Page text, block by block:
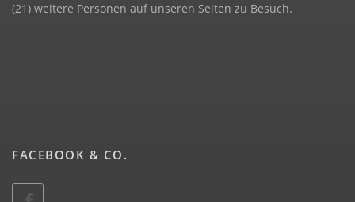
(21) weitere Personen auf unseren Seiten zu Besuch.
FACEBOOK & CO.